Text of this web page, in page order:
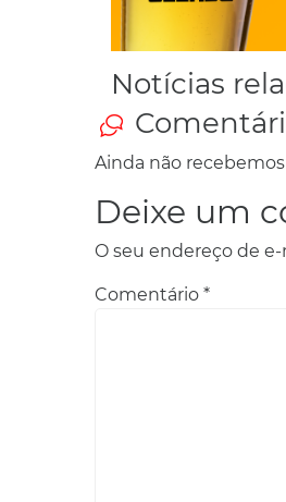
Notícias
Ainda não
Deixe um
O seu endereço de
Comentário *